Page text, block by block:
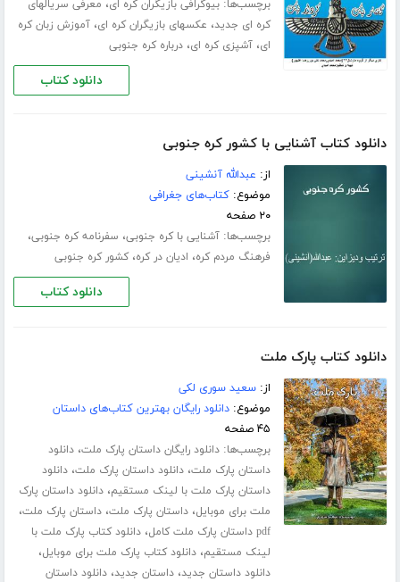
برچسب‌ها:بیوگرافی بازیگران کره ای، معرفی سریالهای
کره ای جدید، عکسهای بازیگران کره ای،آموزش زبان کره
ای،آشپزی کره ای،درباره کره جنوبی
دانلود کتاب
دانلود کتاب آشنایی با کشور کره جنوبی
از: عبدالله آنشینی
موضوع:کتاب‌های جغرافی
۲۰ صفحه
برچسب‌ها:آشنایی با کره جنوبی، سفرنامه کره جنوبی،
فرهنگ مردم کره، ادیان در کره،کشور کره جنوبی
دانلود کتاب
دانلود کتاب پارک ملت
از:سعید سوری لکی
موضوع:دانلود رایگان بهترین کتاب‌های داستان
۴۵ صفحه
برچسب‌ها:دانلود رایگان داستان پارک ملت،دانلود
داستان پارک ملت،دانلود داستان پارک ملت،دانلود
داستان پارک ملت با لینک مستقیم،دانلود داستان پارک
ملت برای موبایل،داستان پارک ملت،داستان پارک ملت،
pdf داستان پارک ملت کامل ،دانلود کتاب پارک ملت با
لینک مستقیم،دانلود کتاب پارک ملت برای موبایل،
دانلود داستان جدید،داستان جدید،دانلود داستان